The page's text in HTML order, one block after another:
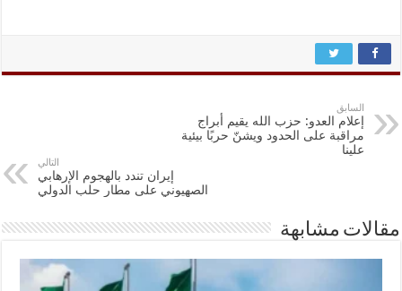
السابق
إعلام العدو: حزب الله يقيم أبراج
مراقبة على الحدود ويشنّ حربًا بيئية
علينا
التالي
إيران تندد بالهجوم الإرهابي
الصهيوني على مطار حلب الدولي
مقالات مشابهة